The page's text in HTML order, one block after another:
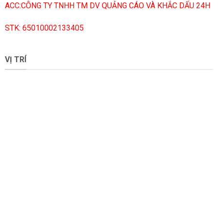
ACC:CÔNG TY TNHH TM DV QUẢNG CÁO VÀ KHẮC DẤU 24H
STK: 65010002133405
VỊ TRÍ